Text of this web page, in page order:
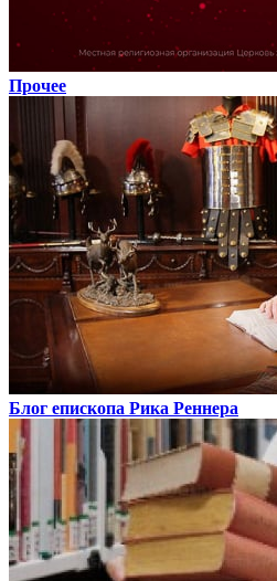
Прочее
Блог епископа Рика Реннера